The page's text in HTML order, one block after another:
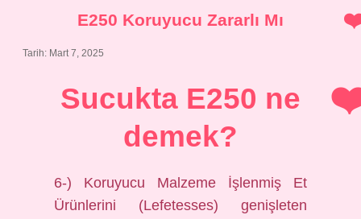
E250 Koruyucu Zararlı Mı
Tarih: Mart 7, 2025
Sucukta E250 ne
demek?
6-) Koruyucu Malzeme İşlenmiş Et
Ürünlerini (Lefetesses) genişleten